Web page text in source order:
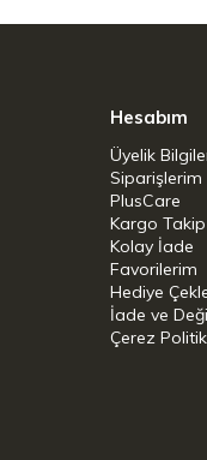
Hesabım
Üyelik
Siparişlerim
PlusCare
Kargo Takip
Kolay İade
Favorilerim
Hediye
İade ve
Çerez